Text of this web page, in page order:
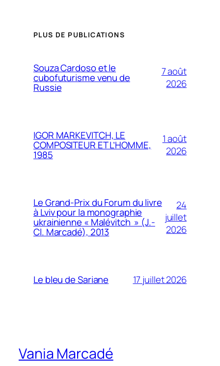
PLUS DE PUBLICATIONS
Souza Cardoso et le
cubofuturisme venu de
Russie
7 août
2026
IGOR MARKEVITCH, LE
COMPOSITEUR ET L’HOMME,
1985
1 août
2026
Le Grand-Prix du Forum du livre
à Lviv pour la monographie
ukrainienne « Malévitch » (J.-
Cl. Marcadé), 2013
24
juillet
2026
Le bleu de Sariane 17 juillet 2026
Vania Marcadé